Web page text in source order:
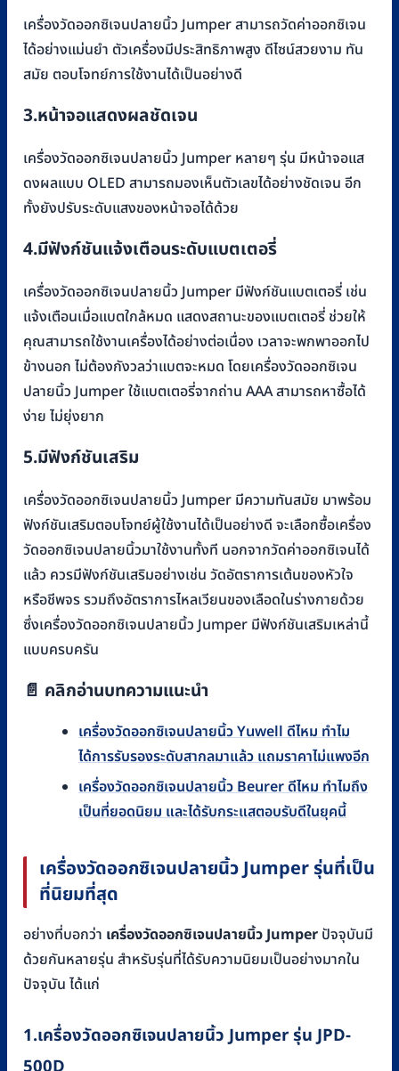
เครื่องวัดออกซิเจนปลายนิ้ว Jumper สามารถวัดค่าออกซิเจน
ได้อย่างแม่นยำ ตัวเครื่องมีประสิทธิภาพสูง ดีไซน์สวยงาม ทัน
สมัย ตอบโจทย์การใช้งานได้เป็นอย่างดี
3.หน้าจอแสดงผลชัดเจน
เครื่องวัดออกซิเจนปลายนิ้ว Jumper หลายๆ รุ่น มีหน้าจอแส
ดงผลแบบ OLED สามารถมองเห็นตัวเลขได้อย่างชัดเจน อีก
ทั้งยังปรับระดับแสงของหน้าจอได้ด้วย
4.มีฟังก์ชันแจ้งเตือนระดับแบตเตอรี่
เครื่องวัดออกซิเจนปลายนิ้ว Jumper มีฟังก์ชันแบตเตอรี่ เช่น
แจ้งเตือนเมื่อแบตใกล้หมด แสดงสถานะของแบตเตอรี่ ช่วยให้
คุณสามารถใช้งานเครื่องได้อย่างต่อเนื่อง เวลาจะพกพาออกไป
ข้างนอก ไม่ต้องกังวลว่าแบตจะหมด โดยเครื่องวัดออกซิเจน
ปลายนิ้ว Jumper ใช้แบตเตอรี่จากถ่าน AAA สามารถหาซื้อได้
ง่าย ไม่ยุ่งยาก
5.มีฟังก์ชันเสริม
เครื่องวัดออกซิเจนปลายนิ้ว Jumper มีความทันสมัย มาพร้อม
ฟังก์ชันเสริมตอบโจทย์ผู้ใช้งานได้เป็นอย่างดี จะเลือกซื้อเครื่อง
วัดออกซิเจนปลายนิ้วมาใช้งานทั้งที นอกจากวัดค่าออกซิเจนได้
แล้ว ควรมีฟังก์ชันเสริมอย่างเช่น วัดอัตราการเต้นของหัวใจ
หรือชีพจร รวมถึงอัตราการไหลเวียนของเลือดในร่างกายด้วย
ซึ่งเครื่องวัดออกซิเจนปลายนิ้ว Jumper มีฟังก์ชันเสริมเหล่านี้
แบบครบครัน
📄 คลิกอ่านบทความแนะนำ
เครื่องวัดออกซิเจนปลายนิ้ว Yuwell ดีไหม ทำไม
ได้การรับรองระดับสากลมาแล้ว แถมราคาไม่แพงอีก
เครื่องวัดออกซิเจนปลายนิ้ว Beurer ดีไหม ทำไมถึง
เป็นที่ยอดนิยม และได้รับกระแสตอบรับดีในยุคนี้
เครื่องวัดออกซิเจนปลายนิ้วJumper รุ่นที่เป็น
ที่นิยมที่สุด
อย่างที่บอกว่า เครื่องวัดออกซิเจนปลายนิ้วJumper ปัจจุบันมี
ด้วยกันหลายรุ่น สำหรับรุ่นที่ได้รับความนิยมเป็นอย่างมากใน
ปัจจุบัน ได้แก่
1.เครื่องวัดออกซิเจนปลายนิ้วJumperรุ่นJPD-